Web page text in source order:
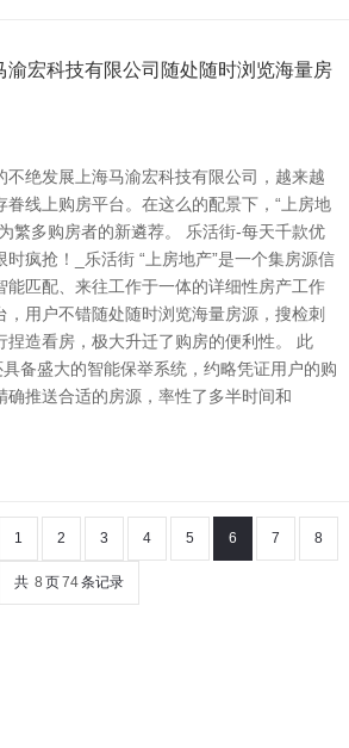
渝宏科技有限公司随处随时浏览海量房
不绝发展上海马渝宏科技有限公司，越来越
眷线上购房平台。在这么的配景下，“上房地
繁多购房者的新遴荐。 乐活街-每天千款优
时疯抢！_乐活街 “上房地产”是一个集房源信
能匹配、来往工作于一体的详细性房产工作
，用户不错随处随时浏览海量房源，搜检刺
捏造看房，极大升迁了购房的便利性。 此
具备盛大的智能保举系统，约略凭证用户的购
确推送合适的房源，率性了多半时间和
1 2 3 4 5 6 7 8
共 8 页74条记录